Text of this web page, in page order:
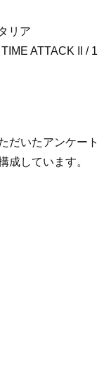
リア
ATTACK II / 1
だいたアンケート
成しています。